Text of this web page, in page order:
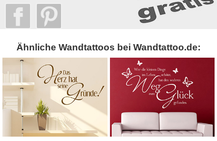
Ähnliche Wandtattoos bei Wandtattoo.de: